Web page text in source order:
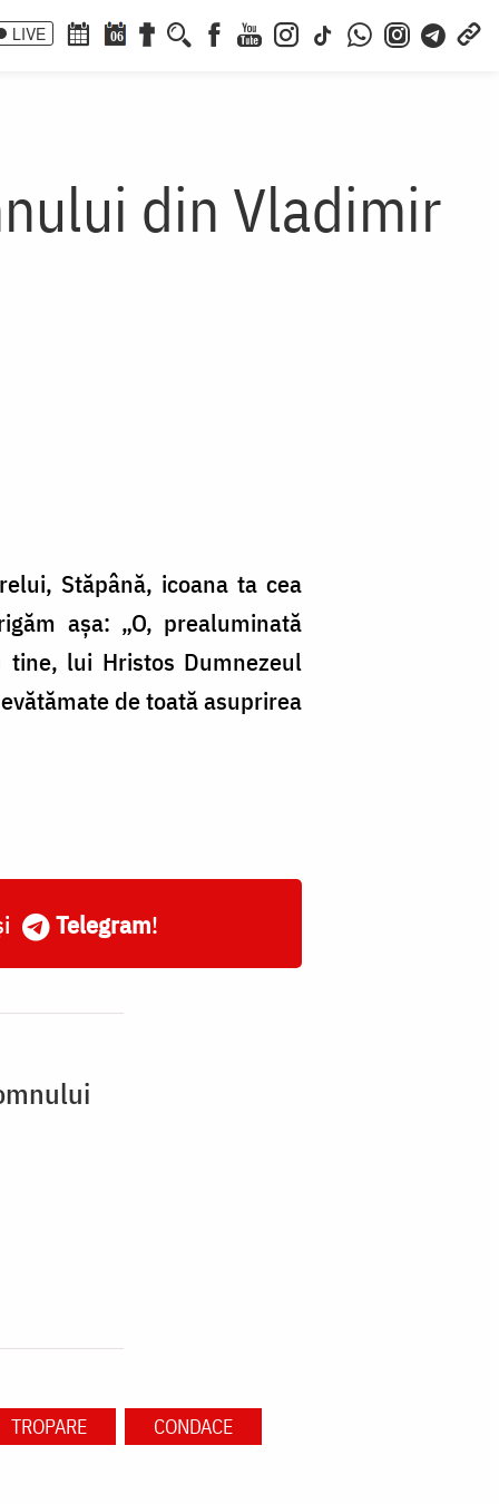
LIVE 06
din Vladimir
Stăpână, icoana ta cea
așa: „O, prealuminată
tine, lui Hristos Dumnezeul
de toată asuprirea
Telegram!
TROPARE CONDACE